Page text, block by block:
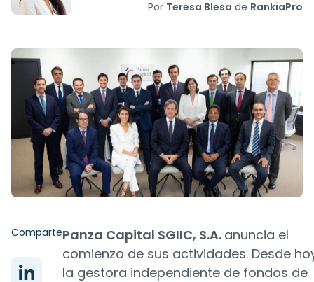
Por Teresa Blesa de RankiaPro
CompartePanza Capital SGIIC, S.A. anuncia el
comienzo de sus actividades. Desde
la gestora independiente de fondos de